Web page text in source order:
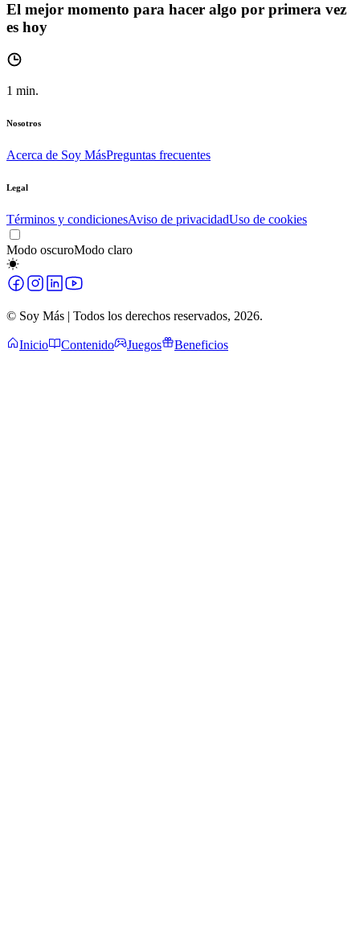
El mejor momento para hacer algo por primera vez
es hoy
1 min.
Nosotros
Acerca de Soy MásPreguntas frecuentes
Legal
Términos y condicionesAviso de privacidadUso de cookies
Modo oscuroModo claro
© Soy Más | Todos los derechos reservados, 2026.
Inicio Contenido Juegos Beneficios